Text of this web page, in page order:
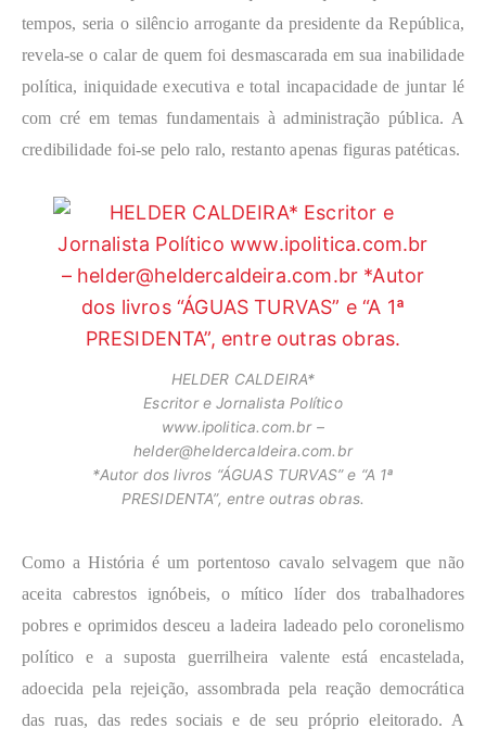
tempos, seria o silêncio arrogante da presidente da República,
revela-se o calar de quem foi desmascarada em sua inabilidade
política, iniquidade executiva e total incapacidade de juntar lé
com cré em temas fundamentais à administração pública. A
credibilidade foi-se pelo ralo, restanto apenas figuras patéticas.
HELDER CALDEIRA*
Escritor e Jornalista Político
www.ipolitica.com.br –
helder@heldercaldeira.com.br
*Autor dos livros “ÁGUAS TURVAS” e “A 1ª
PRESIDENTA”, entre outras obras.
Como a História é um portentoso cavalo selvagem que não
aceita cabrestos ignóbeis, o mítico líder dos trabalhadores
pobres e oprimidos desceu a ladeira ladeado pelo coronelismo
político e a suposta guerrilheira valente está encastelada,
adoecida pela rejeição, assombrada pela reação democrática
das ruas, das redes sociais e de seu próprio eleitorado. A